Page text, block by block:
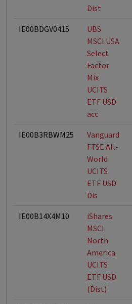
Dist
IE00BDGV0415
UBS
MSCI USA
Select
Factor
Mix
UCITS
ETF USD
acc
IE00B3RBWM25
Vanguard
FTSE All-
World
UCITS
ETF USD
Dis
IE00B14X4M10
iShares
MSCI
North
America
UCITS
ETF USD
(Dist)